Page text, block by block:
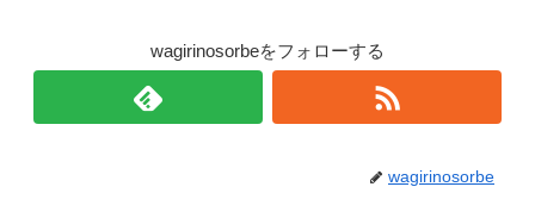
wagirinosorbeをフォローする
wagirinosorbe